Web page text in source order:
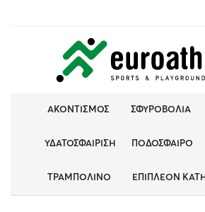
ΑΚΟΝΤΙΣΜΌΣ ΣΦΥΡΟΒΟΛΊΑ
ΥΔΑΤΟΣΦΑΊΡΙΣΗ ΠΟΔΌΣΦΑΙΡΟ
ΤΡΑΜΠΟΛΊΝΟ ΕΠΙΠΛΈΟΝ